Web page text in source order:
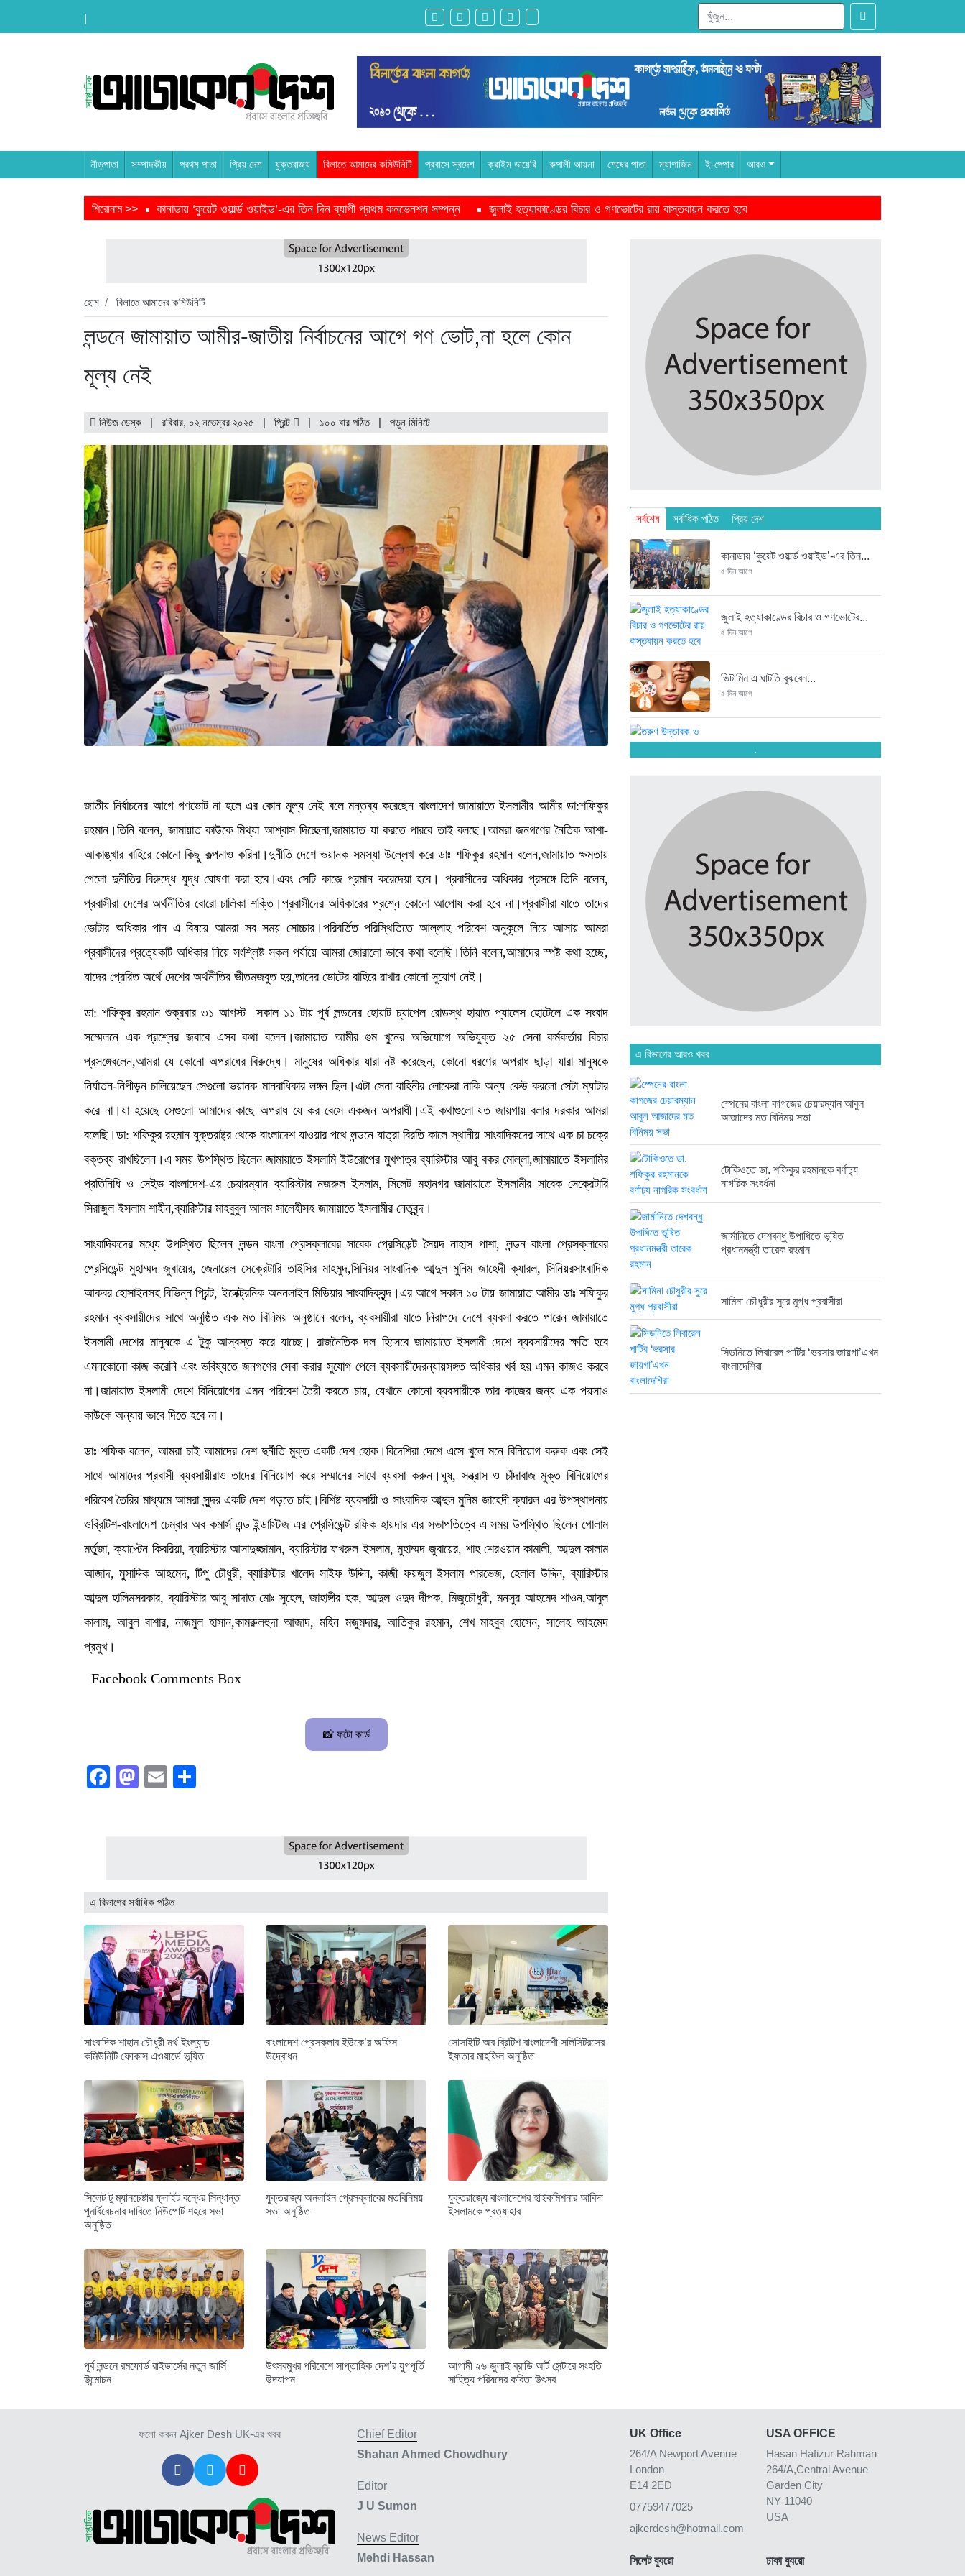
নীড়পাতা সম্পাদকীয় প্রথম পাতা প্রিয় দেশ যুক্তরাজ্য বিলাতে আমাদের কমিউনিটি প্রবাসে স্বদেশ ক্রাইম ডায়েরি রুপালী আয়না শেষের পাতা ম্যাগাজিন ই-পেপার আরও
শিরোনাম >> কানাডায় ‘কুয়েট ওয়ার্ল্ড ওয়াইড’-এর তিন দিন ব্যাপী প্রথম কনভেনশন সম্পন্ন
জুলাই হত্যাকাণ্ডের বিচার ও গণভোটের রায় বাস্তবায়ন করতে হবে
বাংলাদেশে এসে মার্কিন দূতের ভারতের হাইকমিশনারের সঙ্গে বৈঠক অপ্রত্যাশিত- শফিকুর রহমান
অনেক পরিবার এখনো তাঁদের স্বজন হারানোর বেদনা বয়ে বেড়াচ্ছে
রাজনৈতিক লড়াইয়ে জিততে হলে সাংস্কৃতিক লড়াইয়ে জিততে হবে
প্রধানমন্ত্রীর সভাপতিত্বে ভূমিকম্প বিষয়ক প্রস্তুতি সভা অনুষ্ঠিত
হোম বিলাতে আমাদের কমিউনিটি
লন্ডনে জামায়াত আমীর-জাতীয় নির্বাচনের আগে গণ ভোট,না হলে কোন
মূল্য নেই
নিউজ ডেস্ক | রবিবার, ০২ নভেম্বর ২০২৫ | প্রিন্ট | ১০০ বার পঠিত | পড়ুন মিনিটে
জাতীয় নির্বাচনের আগে গণভোট না হলে এর কোন মূল্য নেই বলে মন্তব্য করেছেন বাংলাদেশ জামায়াতে ইসলামীর আমীর ডা:শফিকুর
রহমান।তিনি বলেন, জামায়াত কাউকে মিথ্যা আশ্বাস দিচ্ছেনা,জামায়াত যা করতে পারবে তাই বলছে।আমরা জনগণের নৈতিক আশা-
আকাঙ্খার বাহিরে কোনো কিছু কল্পনাও করিনা।দুর্নীতি দেশে ভয়ানক সমস্যা উল্লেখ করে ডাঃ শফিকুর রহমান বলেন,জামায়াত ক্ষমতায়
গেলো দুর্নীতির বিরুদ্ধে যুদ্ধ ঘোষণা করা হবে।এবং সেটি কাজে প্রমান করেদেয়া হবে। প্রবাসীদের অধিকার প্রসঙ্গে তিনি বলেন,
প্রবাসীরা দেশের অর্থনীতির বোরো চালিকা শক্তি।প্রবাসীদের অধিকারের প্রশ্নে কোনো আপোষ করা হবে না।প্রবাসীরা যাতে তাদের
ভোটার অধিকার পান এ বিষয়ে আমরা সব সময় সোচ্চার।পরিবর্তিত পরিস্থিতিতে আল্লাহ পরিবেশ অনুকূলে নিয়ে আসায় আমরা
প্রবাসীদের প্রত্যেকটি অধিকার নিয়ে সংশ্লিষ্ট সকল পর্যায়ে আমরা জোরালো ভাবে কথা বলেছি।তিনি বলেন,আমাদের স্পষ্ট কথা হচ্ছে,
যাদের প্রেরিত অর্থে দেশের অর্থনীতির ভীতমজবুত হয়,তাদের ভোটের বাহিরে রাখার কোনো সুযোগ নেই।
ডা: শফিকুর রহমান শুক্রবার ৩১ আগস্ট সকাল ১১ টায় পূর্ব লন্ডনের হোয়াট চ্যাপেল রোডস্থ হায়াত প্যালেস হোটেলে এক সংবাদ
সম্মেলনে এক প্রশ্নের জবাবে এসব কথা বলেন।জামায়াত আমীর গুম খুনের অভিযোগে অভিযুক্ত ২৫ সেনা কর্মকর্তার বিচার
প্রসঙ্গেবলেন,আমরা যে কোনো অপরাধের বিরুদ্ধে। মানুষের অধিকার যারা নষ্ট করেছেন, কোনো ধরণের অপরাধ ছাড়া যারা মানুষকে
নির্যাতন-নিপীড়ন চালিয়েছেন সেগুলো ভয়ানক মানবাধিকার লঙ্গন ছিল।এটা সেনা বাহিনীর লোকেরা নাকি অন্য কেউ করলো সেটা ম্যাটার
করে না।যা হয়েছে সেগুলো আমাদের কাছে অপরাধ যে কর বেসে একজন অপরাধী।এই কথাগুলো যত জায়গায় বলার দরকার আমরা
বলেছি।ডা: শফিকুর রহমান যুক্তরাষ্ট্র থেকে বাংলাদেশ যাওয়ার পথে লন্ডনে যাত্রা বিরতি কালে স্থানীয় সাংবাদিকদের সাথে এক চা চক্রে
বক্তব্য রাখছিলেন।এ সময় উপস্থিত ছিলেন জামায়াতে ইসলামি ইউরোপের মুখপাত্র ব্যারিস্টার আবু বকর মোল্লা,জামায়াতে ইসলামির
প্রতিনিধি ও সেইভ বাংলাদেশ-এর চেয়ারম্যান ব্যারিস্টার নজরুল ইসলাম, সিলেট মহানগর জামায়াতে ইসলামীর সাবেক সেক্রেটারি
সিরাজুল ইসলাম শাহীন,ব্যারিস্টার মাহবুবুল আলম সালেহীসহ জামায়াতে ইসলামীর নেতৃবৃন্দ।
সাংবাদিকদের মধ্যে উপস্থিত ছিলেন লন্ডন বাংলা প্রেসক্লাবের সাবেক প্রেসিডেন্ট সৈয়দ নাহাস পাশা, লন্ডন বাংলা প্রেসক্লাবের
প্রেসিডেন্ট মুহাম্মদ জুবায়ের, জেনারেল সেক্রেটারি তাইসির মাহমুদ,সিনিয়র সাংবাদিক আব্দুল মুনিম জাহেদী ক্যারল, সিনিয়রসাংবাদিক
আকবর হোসাইনসহ বিভিন্ন প্রিন্ট, ইলেক্ট্রনিক অননলাইন মিডিয়ার সাংবাদিকবৃন্দ।এর আগে সকাল ১০ টায় জামায়াত আমীর ডাঃ শফিকুর
রহমান ব্যবসায়ীদের সাথে অনুষ্ঠিত এক মত বিনিময় অনুষ্ঠানে বলেন, ব্যবসায়ীরা যাতে নিরাপদে দেশে ব্যবসা করতে পারেন জামায়াতে
ইসলামী দেশের মানুষকে এ টুকু আস্বস্ত করে যাচ্ছে। রাজনৈতিক দল হিসেবে জামায়াতে ইসলামী দেশে ব্যবসায়ীদের ক্ষতি হবে
এমনকোনো কাজ করেনি এবং ভবিষ্যতে জনগণের সেবা করার সুযোগ পেলে ব্যবসায়ীদেরন্যায়সঙ্গত অধিকার খর্ব হয় এমন কাজও করবে
না।জামায়াত ইসলামী দেশে বিনিয়োগের এমন পরিবেশ তৈরী করতে চায়, যেখানে কোনো ব্যবসায়ীকে তার কাজের জন্য এক পয়সাও
কাউকে অন্যায় ভাবে দিতে হবে না।
ডাঃ শফিক বলেন, আমরা চাই আমাদের দেশ দুর্নীতি মুক্ত একটি দেশ হোক।বিদেশিরা দেশে এসে খুলে মনে বিনিয়োগ করুক এবং সেই
সাথে আমাদের প্রবাসী ব্যবসায়ীরাও তাদের বিনিয়োগ করে সম্মানের সাথে ব্যবসা করুন।ঘুষ, সন্ত্রাস ও চাঁদাবাজ মুক্ত বিনিয়োগের
পরিবেশ তৈরির মাধ্যমে আমরা সুন্দর একটি দেশ গড়তে চাই।বিশিষ্ট ব্যবসায়ী ও সাংবাদিক আব্দুল মুনিম জাহেদী ক্যারল এর উপস্থাপনায়
ওব্রিটিশ-বাংলাদেশ চেম্বার অব কমার্স এন্ড ইন্ডাস্টিজ এর প্রেসিডেন্ট রফিক হায়দার এর সভাপতিত্বে এ সময় উপস্থিত ছিলেন গোলাম
মর্তুজা, ক্যাপ্টেন কিবরিয়া, ব্যারিস্টার আসাদুজ্জামান, ব্যারিস্টার ফখরুল ইসলাম, মুহাম্মদ জুবায়ের, শাহ শেরওয়ান কামালী, আব্দুল কালাম
আজাদ, মুসাদ্দিক আহমেদ, টিপু চৌধুরী, ব্যারিস্টার খালেদ সাইফ উদ্দিন, কাজী ফয়জুল ইসলাম পারভেজ, হেলাল উদ্দিন, ব্যারিস্টার
আব্দুল হালিমসরকার, ব্যারিস্টার আবু সাদাত মোঃ সুহেল, জাহাঙ্গীর হক, আব্দুল ওদুদ দীপক, মিজুচৌধুরী, মনসুর আহমেদ শাওন,আবুল
কালাম, আবুল বাশার, নাজমুল হাসান,কামরুলহুদা আজাদ, মহিন মজুমদার, আতিকুর রহমান, শেখ মাহবুব হোসেন, সালেহ আহমেদ
প্রমুখ।
Facebook Comments Box
📸 ফটো কার্ড
Facebook
Mastodon
Email
এ বিভাগের সর্বাধিক পঠিত
সাংবাদিক শাহান চৌধুরী নর্থ ইংল্যান্ড
কমিউনিটি ফোকাস এওয়ার্ডে ভূষিত
বাংলাদেশ প্রেসক্লাব ইউকে’র অফিস
উদ্বোধন
সোসাইটি অব ব্রিটিশ বাংলাদেশী সলিসিটরসের
ইফতার মাহফিল অনুষ্ঠিত
সিলেট টু ম্যানচেষ্টার ফ্লাইট বন্ধের সিন্ধান্ত
পুনর্বিবেচনার দাবিতে নিউপোর্ট শহরে সভা
অনুষ্ঠিত
যুক্তরাজ্য অনলাইন প্রেসক্লাবের মতবিনিময়
সভা অনুষ্ঠিত
যুক্তরাজ্যে বাংলাদেশের হাইকমিশনার আবিদা
ইসলামকে প্রত্যাহার
পূর্ব লন্ডনে রমফোর্ড রাইডার্সের নতুন জার্সি
উন্মোচন
উৎসবমুখর পরিবেশে সাপ্তাহিক দেশ’র যুগপূর্তি
উদযাপন
আগামী ২৬ জুলাই ব্রাডি আর্ট সেন্টারে সংহতি
সাহিত্য পরিষদের কবিতা উৎসব
সর্বশেষ সর্বাধিক পঠিত প্রিয় দেশ
কানাডায় ‘কুয়েট ওয়ার্ল্ড ওয়াইড’-এর তিন...
৫ দিন আগে
জুলাই হত্যাকাণ্ডের বিচার ও গণভোটের...
৫ দিন আগে
ভিটামিন এ ঘাটতি বুঝবেন...
৫ দিন আগে
মাদরাসাকে অবহেলা করা শুরু মুজিব...
বাংলাদেশে এসে মার্কিন দূতের ভারতের...
অনেক পরিবার এখনো তাঁদের স্বজন...
৬ দিন আগে
১ সপ্তাহ আগে
সাংস্কৃতিক...
১ সপ্তাহ আগে
.
এ বিভাগের আরও খবর
স্পেনের বাংলা কাগজের চেয়ারম্যান আবুল
আজাদের মত বিনিময় সভা
টোকিওতে ডা. শফিকুর রহমানকে বর্ণাঢ্য
নাগরিক সংবর্ধনা
জার্মানিতে দেশবন্ধু উপাধিতে ভূষিত
প্রধানমন্ত্রী তারেক রহমান
সামিনা চৌধুরীর সুরে মুগ্ধ প্রবাসীরা
সিডনিতে লিবারেল পার্টির ‘ভরসার জায়গা’এখন
বাংলাদেশিরা
ফলো করুন Ajker Desh UK-এর খবর
Chief Editor
Shahan Ahmed Chowdhury
Editor
J U Sumon
News Editor
Mehdi Hassan
UK Office
264/A Newport Avenue
London
E14 2ED
07759477025
ajkerdesh@hotmail.com
USA OFFICE
Hasan Hafizur Rahman
264/A,Central Avenue
Garden City
NY 11040
USA
সিলেট ব্যুরো
ঢাকা ব্যুরো